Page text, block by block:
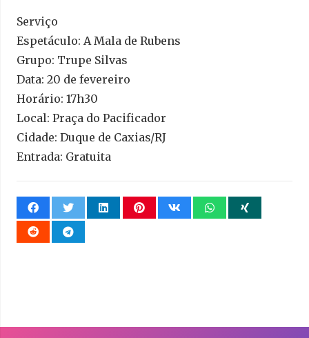
Serviço
Espetáculo: A Mala de Rubens
Grupo: Trupe Silvas
Data: 20 de fevereiro
Horário: 17h30
Local: Praça do Pacificador
Cidade: Duque de Caxias/RJ
Entrada: Gratuita